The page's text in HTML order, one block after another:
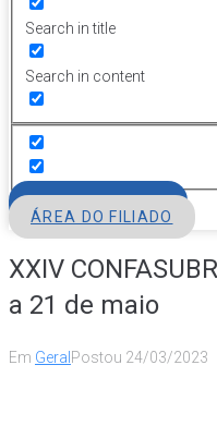
Search in title
Search in content
ÁREA DO FILIADO
XXIV
a 21 de maio
Em Geral Postou 24/03/2023